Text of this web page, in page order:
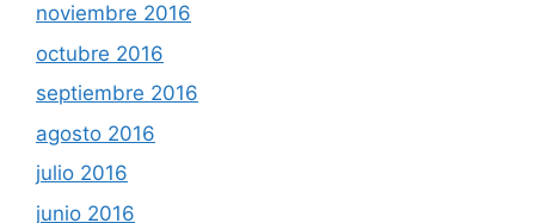
noviembre 2016
octubre 2016
septiembre 2016
agosto 2016
julio 2016
junio 2016